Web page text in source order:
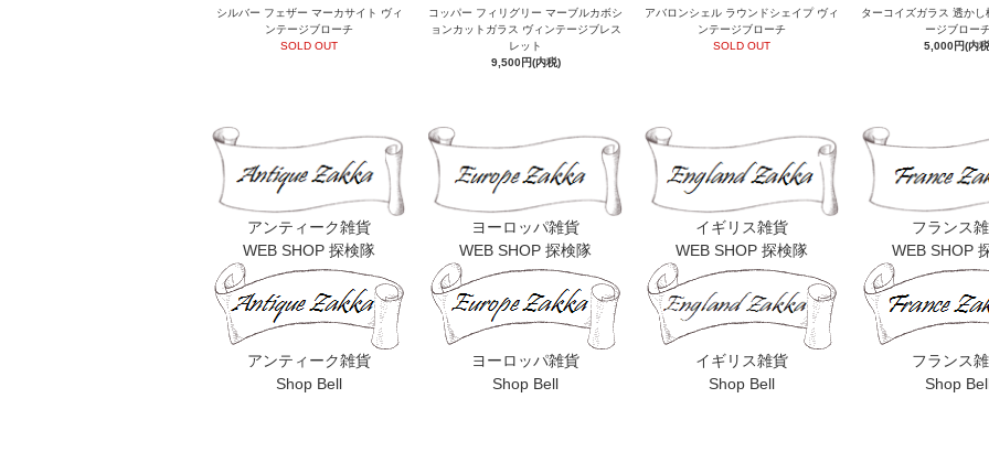
シルバー フェザー マーカサイト ヴィ
ンテージブローチ
SOLD OUT
コッパー フィリグリー マーブルカボシ
ョンカットガラス ヴィンテージブレス
レット
9,500円(内税)
アバロンシェル ラウンドシェイプ ヴィ
ンテージブローチ
SOLD OUT
ターコイズガラス 透か
ージブロー
5,000円(内
アンティーク雑貨
WEB SHOP 探検隊
ヨーロッパ雑貨
WEB SHOP 探検隊
イギリス雑貨
WEB SHOP 探検隊
フランス
WEB SHOP
アンティーク雑貨
Shop Bell
ヨーロッパ雑貨
Shop Bell
イギリス雑貨
Shop Bell
フランス
Shop